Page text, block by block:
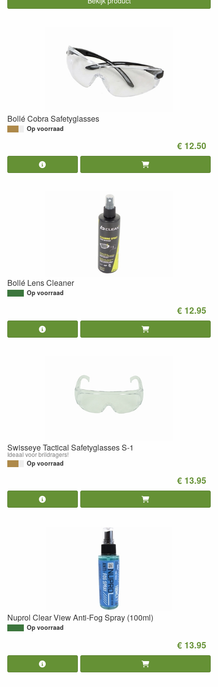
Bollé Cobra Safetyglasses
Op voorraad
€ 12.50
Bollé Lens Cleaner
Op voorraad
€ 12.95
Swisseye Tactical Safetyglasses S-1
Ideaal voor brildragers!
Op voorraad
€ 13.95
Nuprol Clear View Anti-Fog Spray (100ml)
Op voorraad
€ 13.95